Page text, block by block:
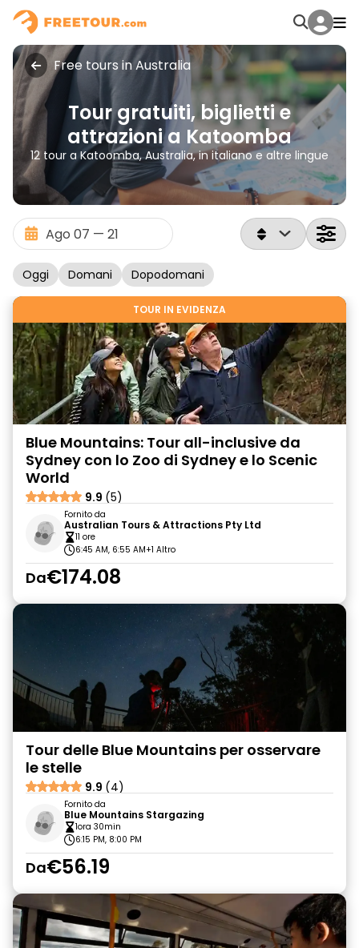
Free tours in Australia
Tour gratuiti, biglietti e
attrazioni a Katoomba
12 tour a Katoomba, Australia, in italiano e altre lingue
Oggi Domani Dopodomani
TOUR IN EVIDENZA
Blue Mountains: Tour all-inclusive da
Sydney con lo Zoo di Sydney e lo Scenic
World
9.9 (5)
Fornito da
Australian Tours & Attractions Pty Ltd
11 ore
6:45 AM, 6:55 AM+1 Altro
Da€174.08
Tour delle Blue Mountains per osservare
le stelle
9.9 (4)
Fornito da
Blue Mountains Stargazing
1ora 30min
6:15 PM, 8:00 PM
Da€56.19